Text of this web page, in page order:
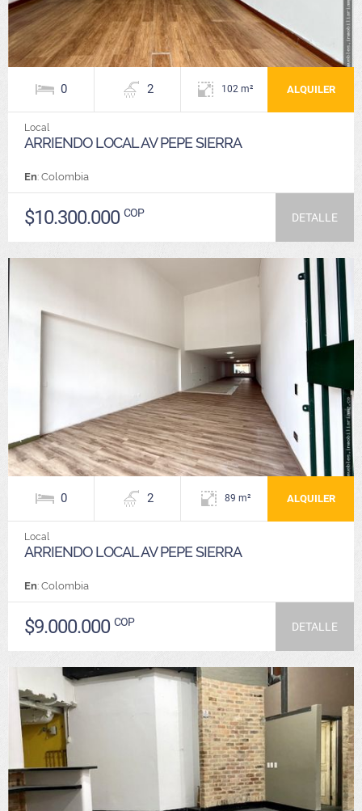
0 2 102 m² ALQUILER
Local
ARRIENDO LOCAL AV PEPE SIERRA
En: Colombia
$10.300.000 COP DETALLE
0 2 89 m² ALQUILER
Local
ARRIENDO LOCAL AV PEPE SIERRA
En: Colombia
$9.000.000 COP DETALLE